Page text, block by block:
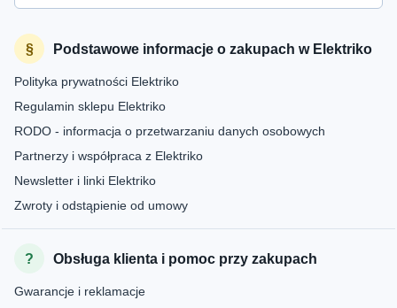
Podstawowe informacje o zakupach w Elektriko
Polityka prywatności Elektriko
Regulamin sklepu Elektriko
RODO - informacja o przetwarzaniu danych osobowych
Partnerzy i współpraca z Elektriko
Newsletter i linki Elektriko
Zwroty i odstąpienie od umowy
Obsługa klienta i pomoc przy zakupach
Gwarancje i reklamacje